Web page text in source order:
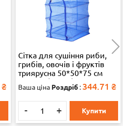
₴
Сітка для сушіння риби,
грибів, овочів і фруктів
триярусна 50*50*75 см
велика (35892)
Ваша ціна Роздріб : 344.71 ₴
- + Купити